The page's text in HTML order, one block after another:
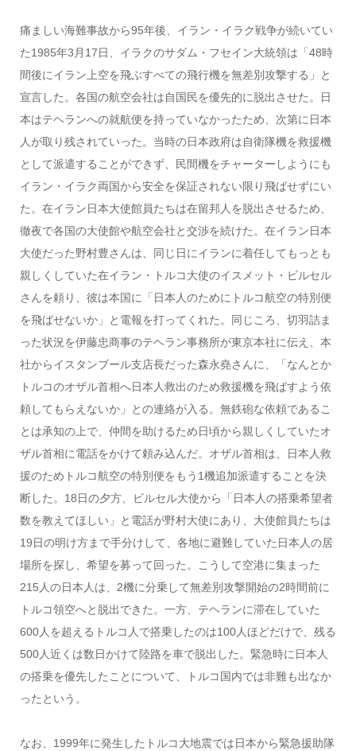
痛ましい海難事故から95年後、イラン・イラク戦争が続いてい
た1985年3月17日、イラクのサダム・フセイン大統領は「48時
間後にイラン上空を飛ぶすべての飛行機を無差別攻撃する」と
宣言した。各国の航空会社は自国民を優先的に脱出させた。日
本はテヘランへの就航便を持っていなかったため、次第に日本
人が取り残されていった。当時の日本政府は自衛隊機を救援機
として派遣することができず、民間機をチャーターしようにも
イラン・イラク両国から安全を保証されない限り飛ばせずにい
た。在イラン日本大使館員たちは在留邦人を脱出させるため、
徹夜で各国の大使館や航空会社と交渉を続けた。在イラン日本
大使だった野村豊さんは、同じ日にイランに着任してもっとも
親しくしていた在イラン・トルコ大使のイスメット・ビルセル
さんを頼り、彼は本国に「日本人のためにトルコ航空の特別便
を飛ばせないか」と電報を打ってくれた。同じころ、切羽詰ま
った状況を伊藤忠商事のテヘラン事務所が東京本社に伝え、本
社からイスタンブール支店長だった森永堯さんに、「なんとか
トルコのオザル首相へ日本人救出のため救援機を飛ばすよう依
頼してもらえないか」との連絡が入る。無鉄砲な依頼であるこ
とは承知の上で、仲間を助けるため日頃から親しくしていたオ
ザル首相に電話をかけて頼み込んだ。オザル首相は、日本人救
援のためトルコ航空の特別便をもう1機追加派遣することを決
断した。18日の夕方、ビルセル大使から「日本人の搭乗希望者
数を教えてほしい」と電話が野村大使にあり、大使館員たちは
19日の明け方まで手分けして、各地に避難していた日本人の居
場所を探し、希望を募って回った。こうして空港に集まった
215人の日本人は、2機に分乗して無差別攻撃開始の2時間前に
トルコ領空へと脱出できた。一方、テヘランに滞在していた
600人を超えるトルコ人で搭乗したのは100人ほどだけで、残る
500人近くは数日かけて陸路を車で脱出した。緊急時に日本人
の搭乗を優先したことについて、トルコ国内では非難も出なか
ったという。
なお、1999年に発生したトルコ大地震では日本から緊急援助隊